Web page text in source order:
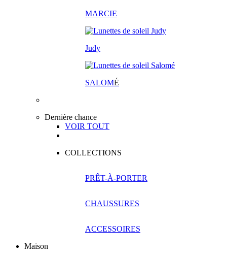
MARCIE
Judy
SALOMÉ
Dernière chance
VOIR TOUT
COLLECTIONS
PRÊT-À-PORTER
CHAUSSURES
ACCESSOIRES
Maison